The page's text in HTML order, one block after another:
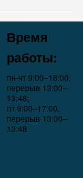
Время
работы:
пн-чт 9:00–18:00,
перерыв 13:00–
13:48;
пт 9:00–17:00,
перерыв 13:00–
13:48